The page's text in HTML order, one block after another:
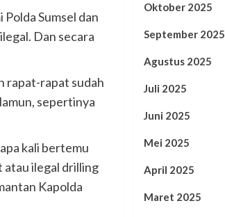
Sumsel dan
Dan secara
rapat-rapat sudah
sepertinya
kali bertemu
atau ilegal drilling
Kapolda
Oktober 2025
September 2025
Agustus 2025
Juli 2025
Juni 2025
Mei 2025
April 2025
Maret 2025